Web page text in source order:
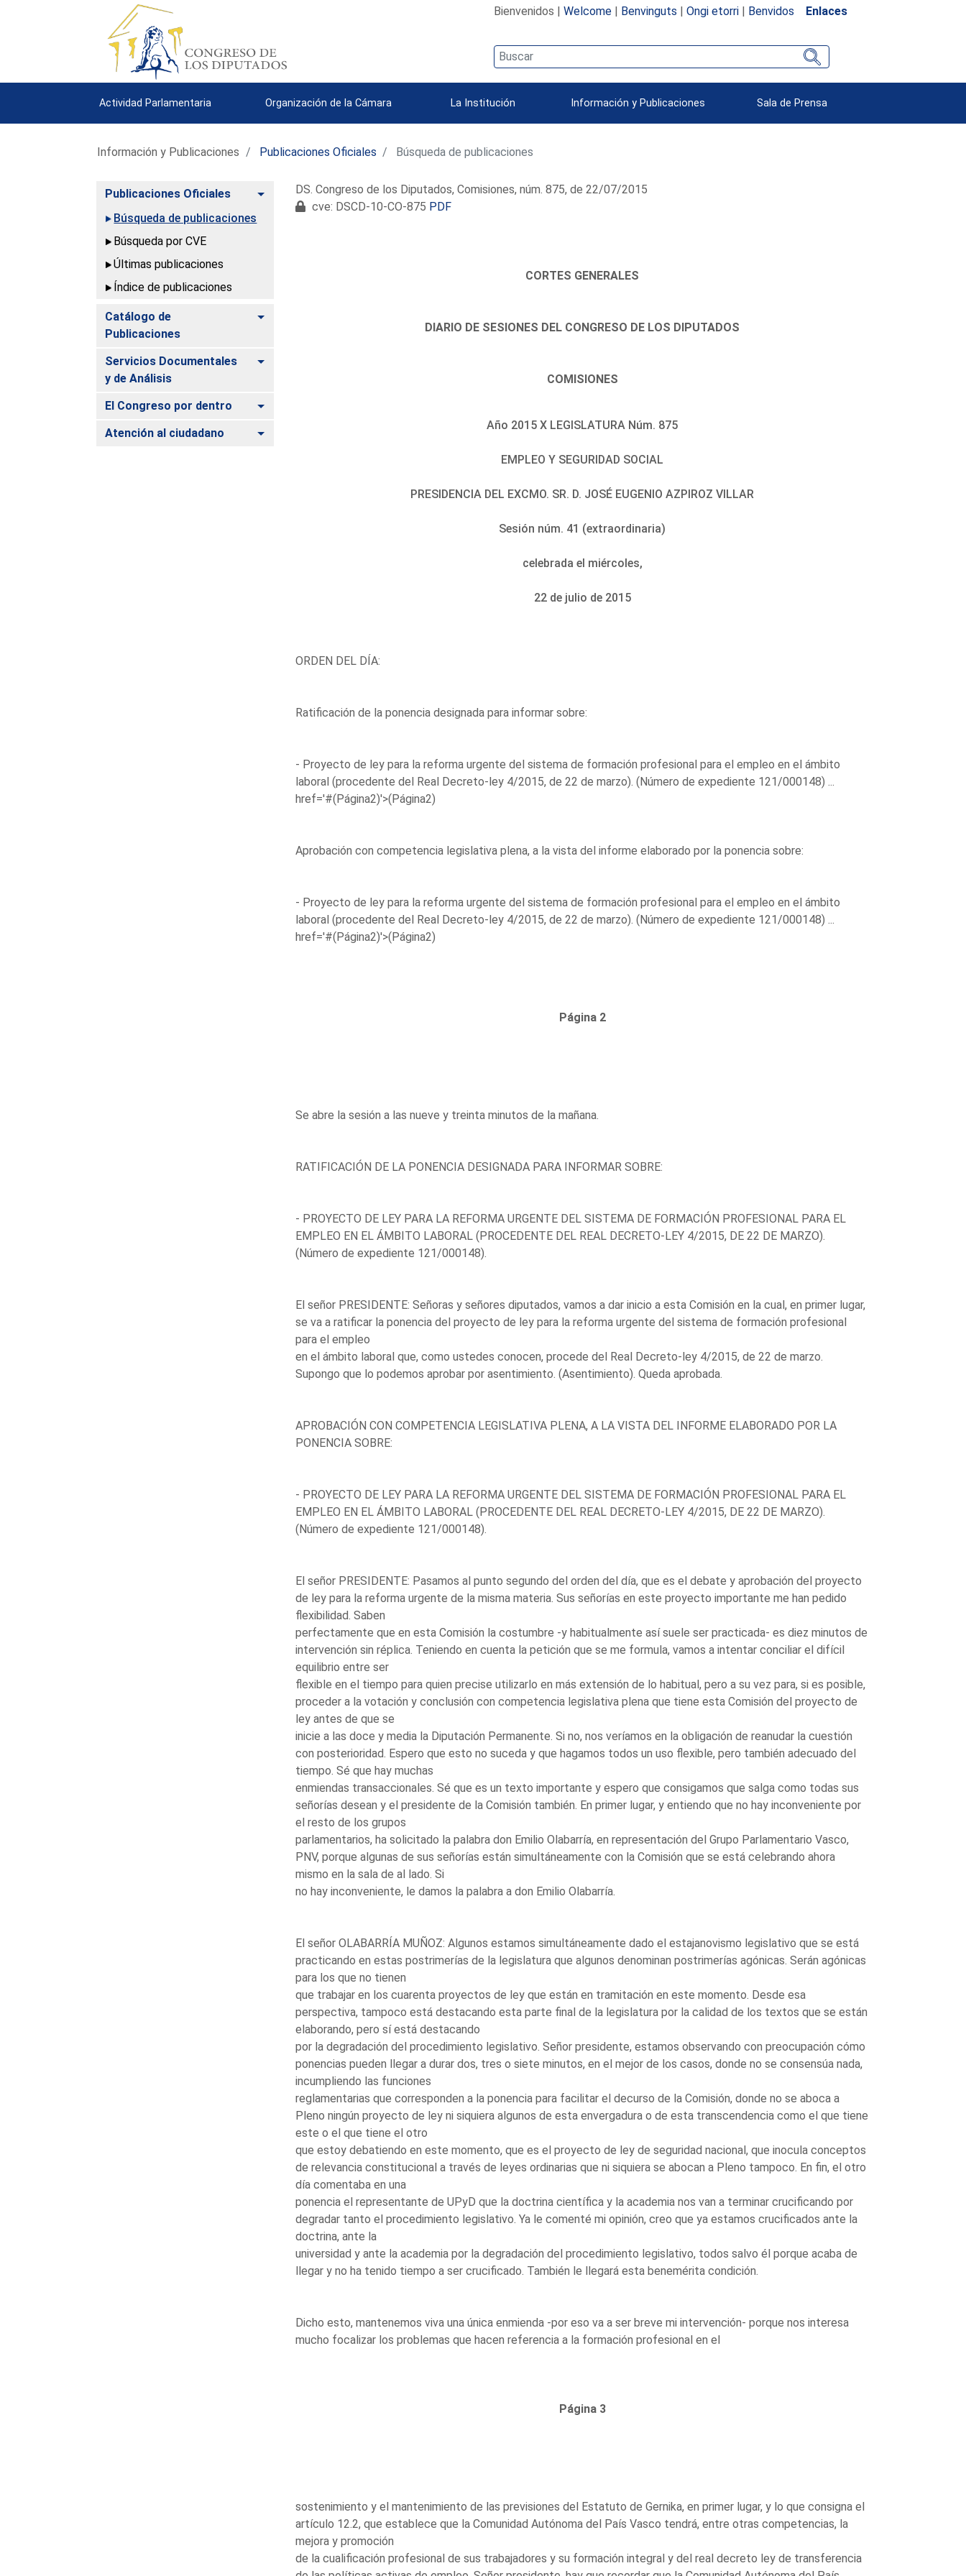
Bienvenidos | Welcome| Benvinguts | Ongi etorri| Benvidos Enlaces
Actividad Parlamentaria Organización de la Cámara La Institución Información y Publicaciones Sala de Prensa
Información y Publicaciones Publicaciones Oficiales Búsqueda de publicaciones
Publicaciones Oficiales
Alternar
Búsqueda de publicaciones
Búsqueda por CVE
Últimas publicaciones
Índice de publicaciones
Catálogo de
Publicaciones
Alternar
Servicios Documentales
y de Análisis
Alternar
El Congreso por dentro Alternar
Atención al ciudadano Alternar
DS. Congreso de los Diputados, Comisiones, núm. 875, de 22/07/2015
cve: DSCD-10-CO-875 PDF
CORTES GENERALES
DIARIO DE SESIONES DEL CONGRESO DE LOS DIPUTADOS
COMISIONES
Año 2015 X LEGISLATURA Núm. 875
EMPLEO Y SEGURIDAD SOCIAL
PRESIDENCIA DEL EXCMO. SR. D. JOSÉ EUGENIO AZPIROZ VILLAR
Sesión núm. 41 (extraordinaria)
celebrada el miércoles,
22 de julio de 2015
ORDEN DEL DÍA:
Ratificación de la ponencia designada para informar sobre:
- Proyecto de ley para la reforma urgente del sistema de formación profesional para el empleo en el ámbito
laboral (procedente del Real Decreto-ley 4/2015, de 22 de marzo). (Número de expediente 121/000148) ...
href='#(Página2)'>(Página2)
Aprobación con competencia legislativa plena, a la vista del informe elaborado por la ponencia sobre:
- Proyecto de ley para la reforma urgente del sistema de formación profesional para el empleo en el ámbito
laboral (procedente del Real Decreto-ley 4/2015, de 22 de marzo). (Número de expediente 121/000148) ...
href='#(Página2)'>(Página2)
Página 2
Se abre la sesión a las nueve y treinta minutos de la mañana.
RATIFICACIÓN DE LA PONENCIA DESIGNADA PARA INFORMAR SOBRE:
- PROYECTO DE LEY PARA LA REFORMA URGENTE DEL SISTEMA DE FORMACIÓN PROFESIONAL PARA EL
EMPLEO EN EL ÁMBITO LABORAL (PROCEDENTE DEL REAL DECRETO-LEY 4/2015, DE 22 DE MARZO).
(Número de expediente 121/000148).
El señor PRESIDENTE: Señoras y señores diputados, vamos a dar inicio a esta Comisión en la cual, en primer lugar,
se va a ratificar la ponencia del proyecto de ley para la reforma urgente del sistema de formación profesional
para el empleo
en el ámbito laboral que, como ustedes conocen, procede del Real Decreto-ley 4/2015, de 22 de marzo.
Supongo que lo podemos aprobar por asentimiento. (Asentimiento). Queda aprobada.
APROBACIÓN CON COMPETENCIA LEGISLATIVA PLENA, A LA VISTA DEL INFORME ELABORADO POR LA
PONENCIA SOBRE:
- PROYECTO DE LEY PARA LA REFORMA URGENTE DEL SISTEMA DE FORMACIÓN PROFESIONAL PARA EL
EMPLEO EN EL ÁMBITO LABORAL (PROCEDENTE DEL REAL DECRETO-LEY 4/2015, DE 22 DE MARZO).
(Número de expediente 121/000148).
El señor PRESIDENTE: Pasamos al punto segundo del orden del día, que es el debate y aprobación del proyecto
de ley para la reforma urgente de la misma materia. Sus señorías en este proyecto importante me han pedido
flexibilidad. Saben
perfectamente que en esta Comisión la costumbre -y habitualmente así suele ser practicada- es diez minutos de
intervención sin réplica. Teniendo en cuenta la petición que se me formula, vamos a intentar conciliar el difícil
equilibrio entre ser
flexible en el tiempo para quien precise utilizarlo en más extensión de lo habitual, pero a su vez para, si es posible,
proceder a la votación y conclusión con competencia legislativa plena que tiene esta Comisión del proyecto de
ley antes de que se
inicie a las doce y media la Diputación Permanente. Si no, nos veríamos en la obligación de reanudar la cuestión
con posterioridad. Espero que esto no suceda y que hagamos todos un uso flexible, pero también adecuado del
tiempo. Sé que hay muchas
enmiendas transaccionales. Sé que es un texto importante y espero que consigamos que salga como todas sus
señorías desean y el presidente de la Comisión también. En primer lugar, y entiendo que no hay inconveniente por
el resto de los grupos
parlamentarios, ha solicitado la palabra don Emilio Olabarría, en representación del Grupo Parlamentario Vasco,
PNV, porque algunas de sus señorías están simultáneamente con la Comisión que se está celebrando ahora
mismo en la sala de al lado. Si
no hay inconveniente, le damos la palabra a don Emilio Olabarría.
El señor OLABARRÍA MUÑOZ: Algunos estamos simultáneamente dado el estajanovismo legislativo que se está
practicando en estas postrimerías de la legislatura que algunos denominan postrimerías agónicas. Serán agónicas
para los que no tienen
que trabajar en los cuarenta proyectos de ley que están en tramitación en este momento. Desde esa
perspectiva, tampoco está destacando esta parte final de la legislatura por la calidad de los textos que se están
elaborando, pero sí está destacando
por la degradación del procedimiento legislativo. Señor presidente, estamos observando con preocupación cómo
ponencias pueden llegar a durar dos, tres o siete minutos, en el mejor de los casos, donde no se consensúa nada,
incumpliendo las funciones
reglamentarias que corresponden a la ponencia para facilitar el decurso de la Comisión, donde no se aboca a
Pleno ningún proyecto de ley ni siquiera algunos de esta envergadura o de esta transcendencia como el que tiene
este o el que tiene el otro
que estoy debatiendo en este momento, que es el proyecto de ley de seguridad nacional, que inocula conceptos
de relevancia constitucional a través de leyes ordinarias que ni siquiera se abocan a Pleno tampoco. En fin, el otro
día comentaba en una
ponencia el representante de UPyD que la doctrina científica y la academia nos van a terminar crucificando por
degradar tanto el procedimiento legislativo. Ya le comenté mi opinión, creo que ya estamos crucificados ante la
doctrina, ante la
universidad y ante la academia por la degradación del procedimiento legislativo, todos salvo él porque acaba de
llegar y no ha tenido tiempo a ser crucificado. También le llegará esta benemérita condición.
Dicho esto, mantenemos viva una única enmienda -por eso va a ser breve mi intervención- porque nos interesa
mucho focalizar los problemas que hacen referencia a la formación profesional en el
Página 3
sostenimiento y el mantenimiento de las previsiones del Estatuto de Gernika, en primer lugar, y lo que consigna el
artículo 12.2, que establece que la Comunidad Autónoma del País Vasco tendrá, entre otras competencias, la
mejora y promoción
de la cualificación profesional de sus trabajadores y su formación integral y del real decreto ley de transferencia